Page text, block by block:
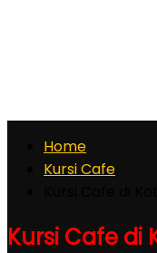
Home
Kursi Cafe
Kursi Cafe di